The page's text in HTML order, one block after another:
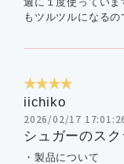
もツルツルになるの
★★★★
iichiko
2026/02/17
シュガーのス
・製品について